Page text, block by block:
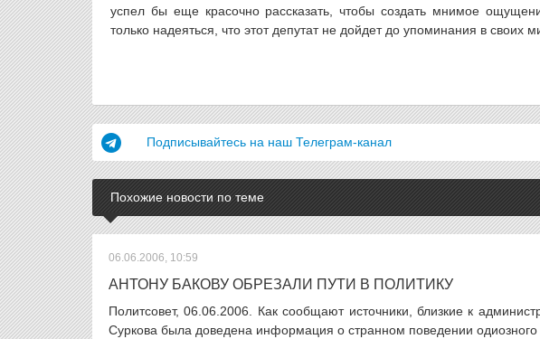
успел бы еще красочно рассказать, чтобы создать мнимое
только надеяться, что этот депутат не дойдет до упоминания в своих
Подписывайтесь на наш Телеграм-канал
Похожие новости по теме
06.06.2006, 10:59
АНТОНУ БАКОВУ ОБРЕЗАЛИ ПУТИ В ПОЛИТИКУ
Политсовет, 06.06.2006. Как сообщают источники, близкие к
Суркова была доведена информация о странном поведении одиозного